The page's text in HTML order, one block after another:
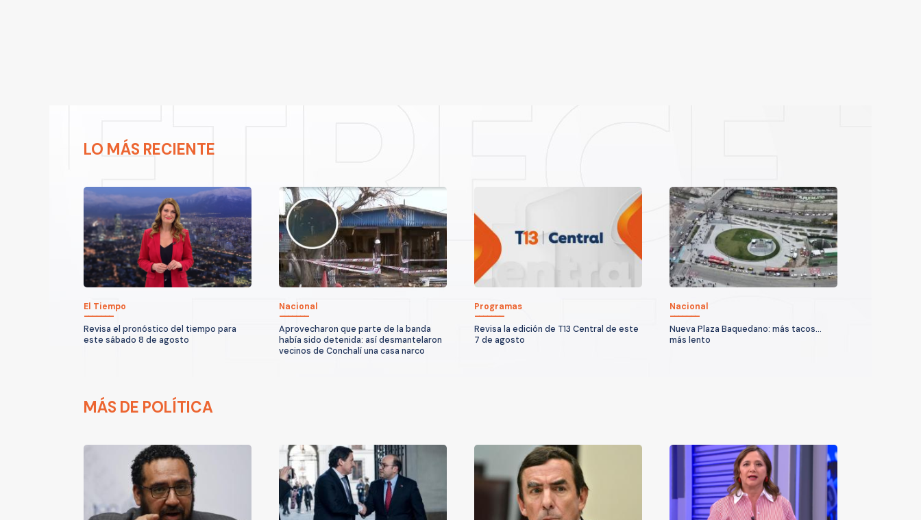
LO MÁS RECIENTE
El Tiempo
Revisa el pronóstico del tiempo para
este sábado 8 de agosto
Nacional
Aprovecharon que parte de la banda
había sido detenida: así desmantelaron
vecinos de Conchalí una casa narco
Programas
Revisa la edición de T13 Central de este
7 de agosto
Nacional
Nueva Plaza Baquedano: más tacos...
más lento
MÁS DE POLÍTICA